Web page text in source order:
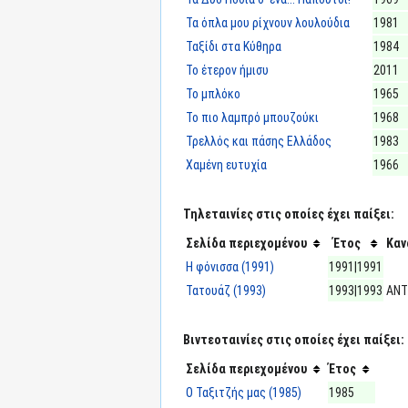
Τα όπλα μου ρίχνουν λουλούδια
1981
Ταξίδι στα Κύθηρα
1984
Το έτερον ήμισυ
2011
Το μπλόκο
1965
Το πιο λαμπρό μπουζούκι
1968
Τρελλός και πάσης Ελλάδος
1983
Χαμένη ευτυχία
1966
Τηλεταινίες στις οποίες έχει παίξει:
Σελίδα περιεχομένου
Έτος
Η φόνισσα (1991)
1991|1991
Τατουάζ (1993)
1993|1993
Βιντεοταινίες στις οποίες έχει παίξει:
Σελίδα περιεχομένου
Έτος
Ο Ταξιτζής μας (1985)
1985